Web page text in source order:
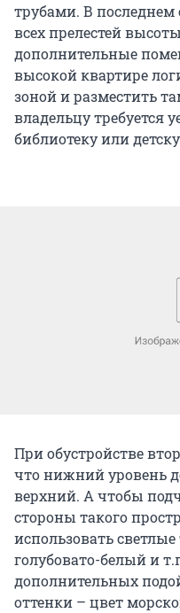
трубами. В последнем
всех прелестей
дополнительные
высокой квартире
зоной и разместить
владельцу требуется
библиотеку или
При обустройстве
что нижний уровень
верхний. А чтобы
стороны такого
использовать
голубовато-белый и
дополнительных
оттенки – цвет